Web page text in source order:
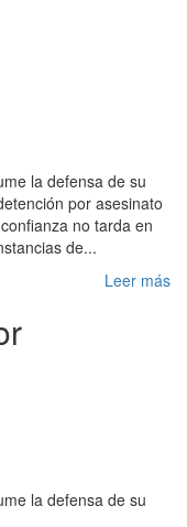
la defensa de su
por asesinato
no tarda en
de...
Leer más
la defensa de su